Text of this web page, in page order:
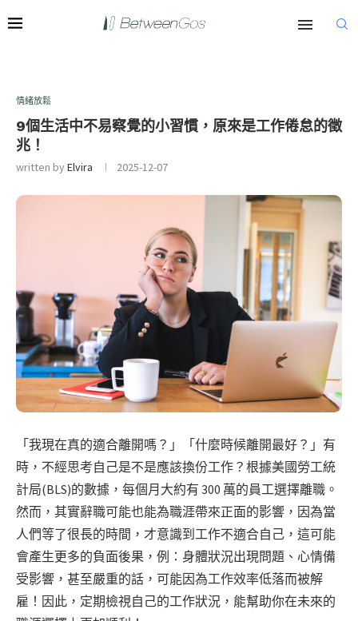
情緒放鬆
9個生活中不易察覺的小習慣，原來是工作倦怠的徵
兆！
written byElvira 2025-12-07
「我現在真的適合離開嗎？」「什麼時候離開最好？」有
時，不經思考自己是不是應該換份工作？根據美國勞工統
計局(BLS)的數據，每個月大約有 300 萬的員工選擇離職。
然而，其實辭職可能也能為職涯帶來正面的影響，因為當
人們等了很長的時間，才意識到工作不適合自己，這可能
會產生更多的負面後果，例：身體狀況出現問題、心情備
受影響，甚至嚴重的話，可能因為工作效率低落而被解
雇！因此，定期檢視自己的工作狀況，能幫助你在未來的